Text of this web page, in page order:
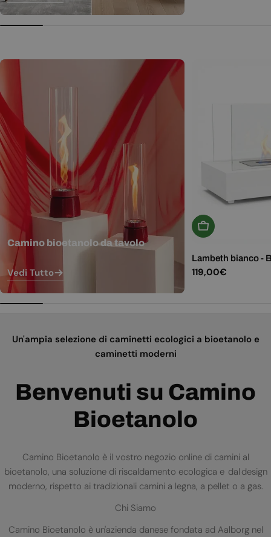
Camino bioetanolo da tavolo
Vedi Tutto
Aggiungi Al
Lambeth bianco -
Prezzo
119,00€
Un'ampia selezione di caminetti ecologici a bioetanolo e
caminetti moderni
Benvenuti su Camino
Bioetanolo
Camino Bioetanolo è il vostro negozio online di camini al
bioetanolo, una soluzione di riscaldamento ecologica e dal design
moderno, rispetto ai tradizionali camini a legna, a pellet o a gas.
Chi Siamo
Camino Bioetanolo è un'azienda danese fondata ad Aalborg nel